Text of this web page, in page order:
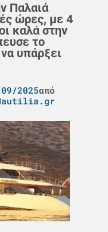
Παλαιά
ώρες, με 4
καλά στην
το
υπάρξει
2025από
Nautilia.gr